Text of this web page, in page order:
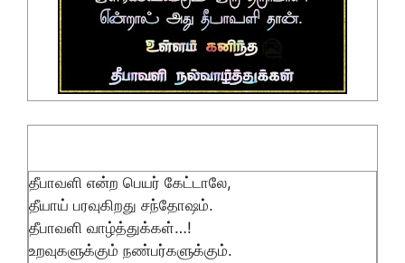
தீபாவளி என்ற பெயர் கேட்டாலே,
தீயாய் பரவுகிறது சந்தோஷம்.
தீபாவளி வாழ்த்துக்கள்…!
உறவுகளுக்கும் நண்பர்களுக்கும்.